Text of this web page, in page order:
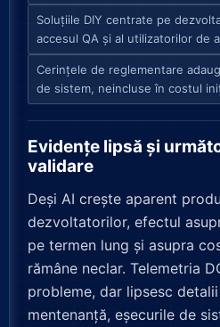
Soluțiile DIY centrate pe
accesul QA și al utilizatorilor de
Cerințele de reglementare
de sistem, neincluse în costul
Evidențe lipsă și
validare
Deși AI crește aparent
dezvoltatorilor, efectul
pe termen lung și asupra
rămâne neclar. Telemetria
probleme, dar lipsesc
mentenanță, eșecurile de